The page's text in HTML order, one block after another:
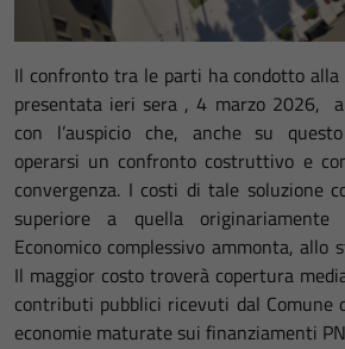
Il confronto tra le parti ha condotto
presentata ieri sera , 4 marzo 2026,
con l’auspicio che, anche su
operarsi un confronto costruttivo e
convergenza. I costi di tale soluzione
superiore a quella
Economico complessivo ammonta, allo
Il maggior costo troverà copertura
contributi pubblici ricevuti dal Comune
economie maturate sui finanziamenti